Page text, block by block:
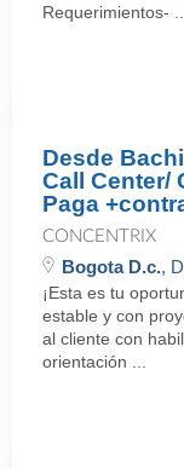
Requerimientos- ...
Desde
Call Center/
Paga
CONCENTRIX
Bogota D.c.,
¡Esta es tu
estable y con
al cliente con
orientación ...